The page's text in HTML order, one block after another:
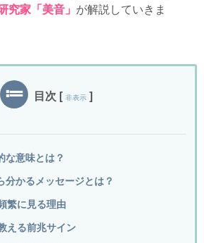
究家「美音」 が解説していきま
目次 [ 非表示 ]
な意味とは？
分かるメッセージとは？
繁に見る理由
える前兆サイン